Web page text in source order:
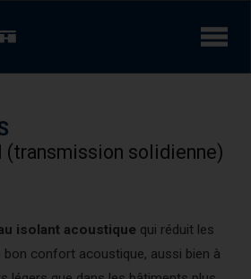
(transmission solidienne)
isolant acoustique qui réduit les
confort acoustique, aussi bien à